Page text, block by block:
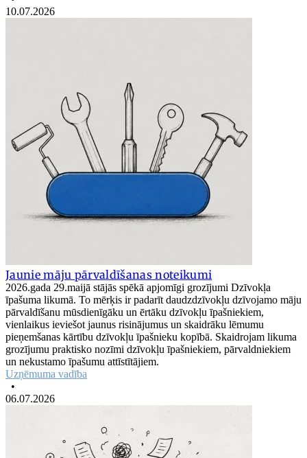
10.07.2026
Jaunie māju pārvaldīšanas noteikumi
2026.gada 29.maijā stājās spēkā apjomīgi grozījumi Dzīvokļa
īpašuma likumā. To mērķis ir padarīt daudzdzīvokļu dzīvojamo māju
pārvaldīšanu mūsdienīgāku un ērtāku dzīvokļu īpašniekiem,
vienlaikus ieviešot jaunus risinājumus un skaidrāku lēmumu
pieņemšanas kārtību dzīvokļu īpašnieku kopībā. Skaidrojam likuma
grozījumu praktisko nozīmi dzīvokļu īpašniekiem, pārvaldniekiem
un nekustamo īpašumu attīstītājiem.
Uzņēmuma vadība
•
06.07.2026